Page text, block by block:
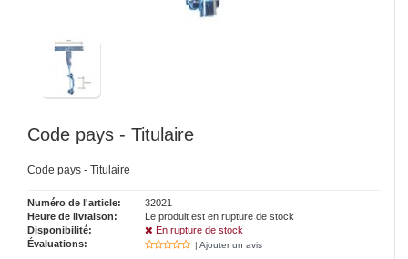
Code pays - Titulaire
Code pays - Titulaire
Numéro de l'article:
32021
Heure de livraison:
Le produit est en rupture de stock
Disponibilité:
En rupture de stock
Évaluations:
| Ajouter un avis